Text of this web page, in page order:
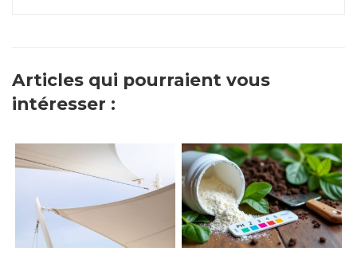
Articles qui pourraient vous
intéresser :